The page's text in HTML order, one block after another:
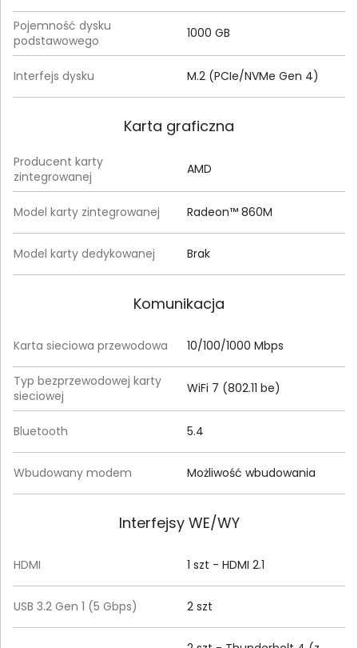
Pojemność dysku
podstawowego
1000 GB
Interfejs dysku M.2 (PCIe/NVMe Gen 4)
Karta graficzna
Producent karty
zintegrowanej
AMD
Model karty zintegrowanej Radeon™ 860M
Model karty dedykowanej Brak
Komunikacja
Karta sieciowa przewodowa 10/100/1000 Mbps
Typ bezprzewodowej karty
sieciowej
WiFi 7 (802.11 be)
Bluetooth 5.4
Wbudowany modem Możliwość wbudowania
Interfejsy WE/WY
HDMI 1 szt - HDMI 2.1
USB 3.2 Gen 1 (5 Gbps) 2 szt